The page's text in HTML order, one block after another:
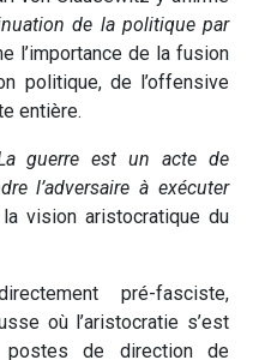
de la politique par
l’importance de la fusion
politique, de l’offensive
entière.
guerre est un acte de
l’adversaire à exécuter
vision aristocratique du
pré-fasciste,
où l’aristocratie s’est
postes de direction de